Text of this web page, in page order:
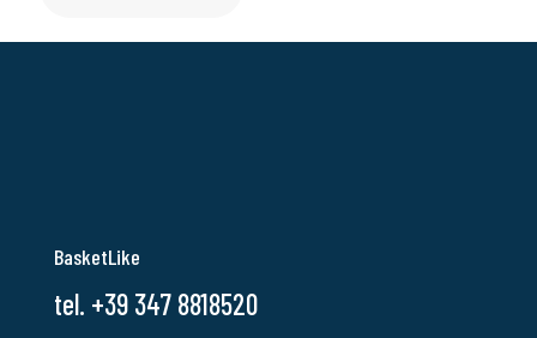
BasketLike
tel. +39 347 8818520